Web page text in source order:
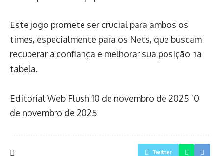
Este jogo promete ser crucial para ambos os
times, especialmente para os Nets, que buscam
recuperar a confiança e melhorar sua posição na
tabela.
Editorial Web Flush 10 de novembro de 2025 10
de novembro de 2025
Twitter